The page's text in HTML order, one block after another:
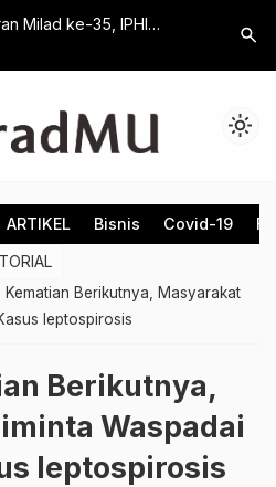
Milad ke-35, IPHI
Ramadhan
search
light_mode
ARTIKEL Bisnis Covid-19
Kematian Berikutnya, Masyarakat
leptospirosis
Berikutnya,
Waspadai
leptospirosis